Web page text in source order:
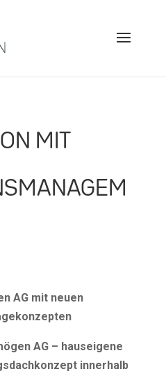
MIT
AG mit neuen
AG – hauseigene
innerhalb